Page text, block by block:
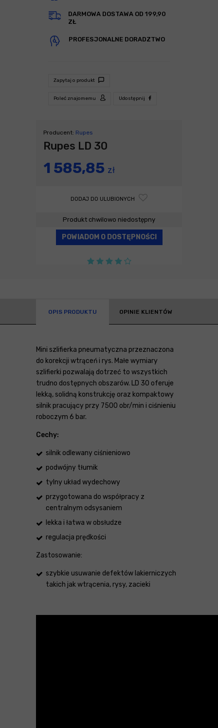
DARMOWA DOSTAWA OD 199,90
ZŁ
PROFESJONALNE DORADZTWO
Zapytaj o produkt
Poleć znajomemu Udostępnij
Producent: Rupes
Rupes LD 30
1 585,85 zł
DODAJ DO ULUBIONYCH
Produkt chwilowo niedostępny
POWIADOM O DOSTĘPNOŚCI
OPIS PRODUKTU OPINIE KLIENTÓW
Mini szlifierka pneumatyczna przeznaczona
do korekcji wtrąceń i rys. Małe wymiary
szlifierki pozwalają dotrzeć to wszystkich
trudno dostępnych obszarów. LD 30 oferuje
lekką, solidną konstrukcję oraz kompaktowy
silnik pracujący przy 7500 obr/min i ciśnieniu
roboczym 6 bar.
Cechy:
silnik odlewany ciśnieniowo
podwójny tłumik
tylny układ wydechowy
przygotowana do współpracy z
centralnym odsysaniem
lekka i łatwa w obsłudze
regulacja prędkości
Zastosowanie:
szybkie usuwanie defektów lakierniczych
takich jak wtrącenia, rysy, zacieki